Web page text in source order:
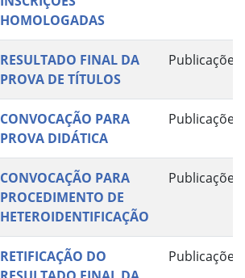
HOMOLOGADAS
RESULTADO FINAL DA
PROVA DE TÍTULOS
Publicações
CONVOCAÇÃO PARA
PROVA DIDÁTICA
Publicações
CONVOCAÇÃO PARA
PROCEDIMENTO DE
HETEROIDENTIFICAÇÃO
Publicações
RETIFICAÇÃO DO
Publicações